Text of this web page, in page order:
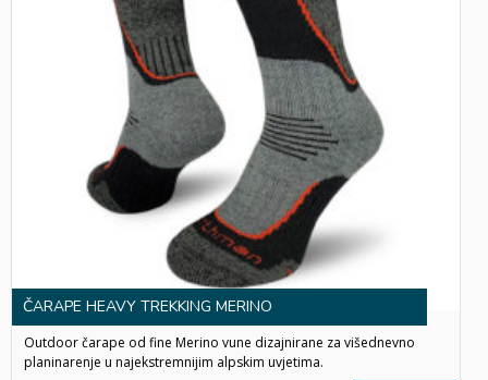
ČARAPE HEAVY TREKKING MERINO
Outdoor čarape od fine Merino vune dizajnirane za višednevno
planinarenje u najekstremnijim alpskim uvjetima.